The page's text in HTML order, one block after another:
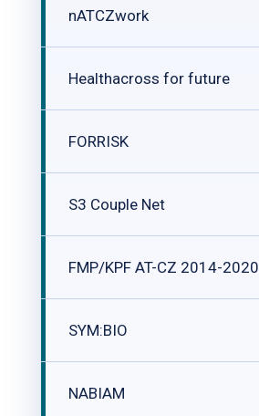
nATCZwork
Healthacross for future
FORRISK
S3 Couple Net
FMP/KPF AT-CZ 2014-2020
SYM:BIO
NABIAM